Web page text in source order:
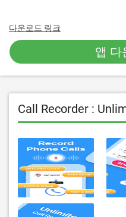
다운로드 링크
앱
Call Recorder :